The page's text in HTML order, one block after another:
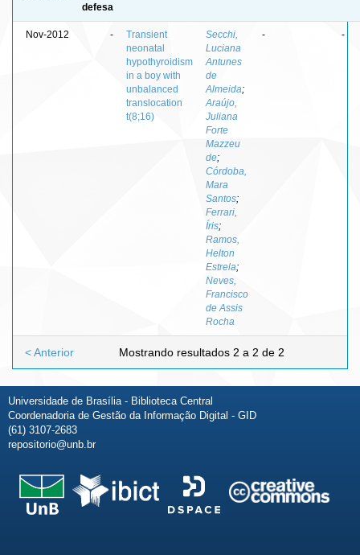
defesa
Nov-2012 -
Transient
neonatal
hypothyroidism
in a boy with
unbalanced
translocation
t(8;16)
Secchi,
Luciana
Antunes
de
Almeida;
Araújo,
Juliana
Forte
Mazzeu
de;
Córdoba,
Mara
Santos;
Ferrari,
Íris;
Ramos,
Helton
Estrela;
Neves,
Francisco
de Assis
Rocha
- -
Mostrando resultados 2 a 2 de 2
< Anterior
Universidade de Brasília - Biblioteca Central
Coordenadoria de Gestão da Informação Digital - GID
(61) 3107-2683
repositorio@unb.br